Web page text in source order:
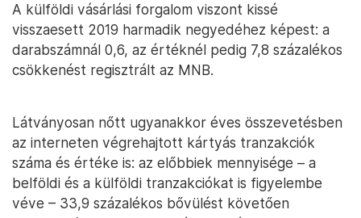
A külföldi vásárlási forgalom viszont kissé
visszaesett 2019 harmadik negyedéhez képest: a
darabszámnál 0,6, az értéknél pedig 7,8 százalékos
csökkenést regisztrált az MNB.
Látványosan nőtt ugyanakkor éves összevetésben
az interneten végrehajtott kártyás tranzakciók
száma és értéke is: az előbbiek mennyisége – a
belföldi és a külföldi tranzakciókat is figyelembe
véve – 33,9 százalékos bővülést követően